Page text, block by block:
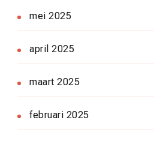
mei 2025
april 2025
maart 2025
februari 2025